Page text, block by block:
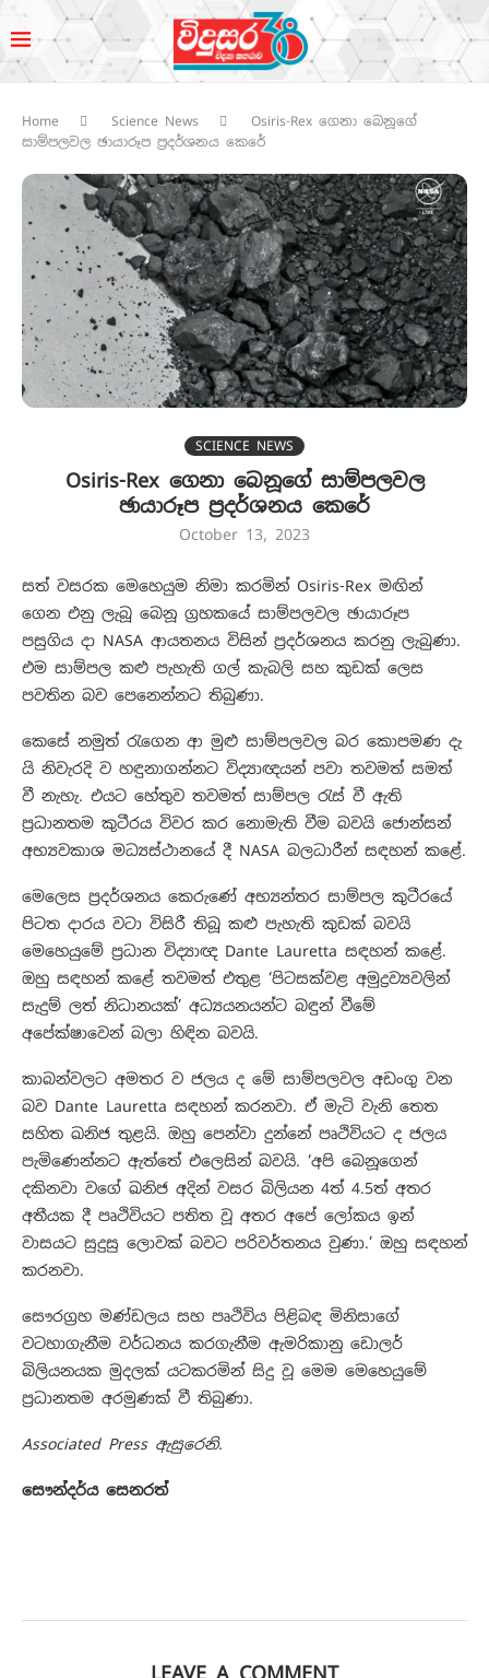
Home Science News
Osiris-Rex ගෙනා බෙනූගේ
සාම්පලවල ඡායාරූප ප්‍රදර්ශනය කෙරේ
SCIENCE NEWS
Osiris-Rex ගෙනා බෙනූගේ සාම්පලවල
ඡායාරූප ප්‍රදර්ශනය කෙරේ
October 13, 2023
සත් වසරක මෙහෙයුම නිමා කරමින් Osiris-Rex මඟින්
ගෙන එනු ලැබූ බෙනූ ග්‍රහකයේ සාම්පලවල ඡායාරූප
පසුගිය දා NASA ආයතනය විසින් ප්‍රදර්ශනය කරනු ලැබුණා.
එම සාම්පල කළු පැහැති ගල් කැබලි සහ කුඩක් ලෙස
පවතින බව පෙනෙන්නට තිබුණා.
කෙසේ නමුත් රැගෙන ආ මුළු සාම්පලවල බර කොපමණ දැ
යි නිවැරදි ව හඳුනාගන්නට විද්‍යාඥයන් පවා තවමත් සමත්
වී නැහැ. එයට හේතුව තවමත් සාම්පල රැස් වී ඇති
ප්‍රධානතම කුටීරය විවර කර නොමැති වීම බවයි ජොන්සන්
අභ්‍යවකාශ මධ්‍යස්ථානයේ දී NASA බලධාරීන් සඳහන් කළේ.
මෙලෙස ප්‍රදර්ශනය කෙරු‌ණේ අභ්‍යන්තර සාම්පල කුටීරයේ
පිටත දාරය වටා විසිරී තිබූ කළු පැහැති කුඩක් බවයි
මෙහෙයුමේ ප්‍රධාන විද්‍යාඥ Dante Lauretta සඳහන් කළේ.
ඔහු සඳහන් කළේ තවමත් එතුළ ‘පිටසක්වළ අමුද්‍රව්‍යවලින්
සැදුම් ලත් නිධානයක්’ අධ්‍යයනයන්ට බඳුන් වීමේ
අපේක්ෂාවෙන් බලා හිඳින බවයි.
කාබන්වලට අමතර ව ජලය ද මේ සාම්පලවල අඩංගු වන
බව Dante Lauretta සඳහන් කරනවා. ඒ මැටි වැනි තෙත
සහිත ඛනිජ තුළයි. ඔහු පෙන්වා දුන්නේ පෘථිවියට ද ජලය
පැමිණෙන්නට ඇත්තේ එලෙසින් බවයි. ‘අපි බෙනූගෙන්
දකිනවා වගේ ඛනිජ අදින් වසර බිලියන 4ත් 4.5ත් අතර
අතීයක දී පෘථිවියට පතිත වූ අතර අපේ ලෝකය ඉන්
වාසයට සුදුසු ලොවක් බවට පරිවර්තනය වුණා.’ ඔහු සඳහන්
කරනවා.
සෞරග්‍රහ මණ්ඩලය සහ පෘථිවිය පිළිබඳ මිනිසාගේ
වටහාගැනීම වර්ධනය කරගැනීම ඇමරිකානු ඩොලර්
බිලියනයක මුදලක් යටකරමින් සිදු වූ මෙ‌ම මෙහෙයුමේ
ප්‍රධානතම අරමුණක් වී තිබුණා.
Associated Press ඇසුරෙනි.
සෞන්දර්ය සෙනරත්